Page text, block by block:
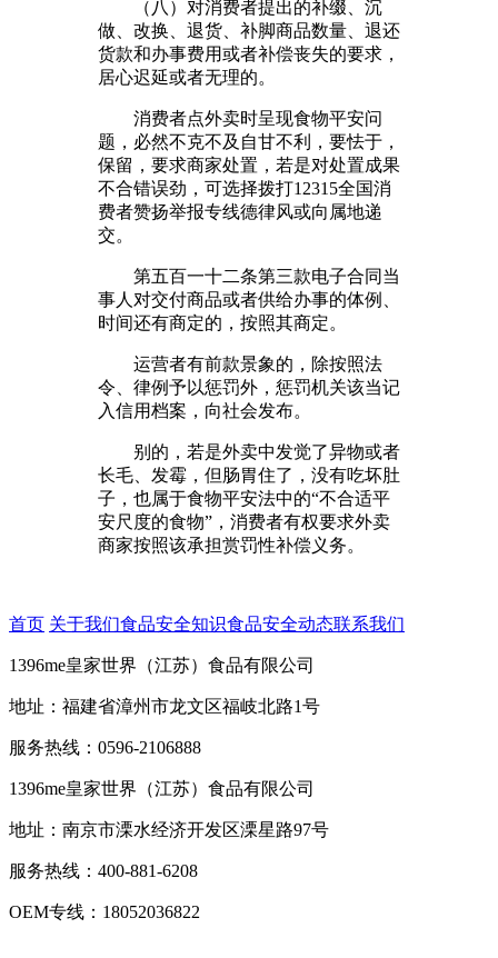
（八）对消费者提出的补缀、沉
做、改换、退货、补脚商品数量、退还
货款和办事费用或者补偿丧失的要求，
居心迟延或者无理的。
消费者点外卖时呈现食物平安问
题，必然不克不及自甘不利，要怯于，
保留，要求商家处置，若是对处置成果
不合错误劲，可选择拨打12315全国消
费者赞扬举报专线德律风或向属地递
交。
第五百一十二条第三款电子合同当
事人对交付商品或者供给办事的体例、
时间还有商定的，按照其商定。
运营者有前款景象的，除按照法
令、律例予以惩罚外，惩罚机关该当记
入信用档案，向社会发布。
别的，若是外卖中发觉了异物或者
长毛、发霉，但肠胃住了，没有吃坏肚
子，也属于食物平安法中的“不合适平
安尺度的食物”，消费者有权要求外卖
商家按照该承担赏罚性补偿义务。
首页 关于我们食品安全知识食品安全动态联系我们
1396me皇家世界（江苏）食品有限公司
地址：福建省漳州市龙文区福岐北路1号
服务热线：0596-2106888
1396me皇家世界（江苏）食品有限公司
地址：南京市溧水经济开发区溧星路97号
服务热线：400-881-6208
OEM专线：18052036822